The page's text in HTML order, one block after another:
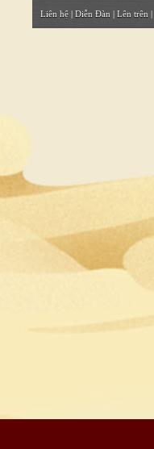
Liên hệ | Diễn Đàn | Lên trên |